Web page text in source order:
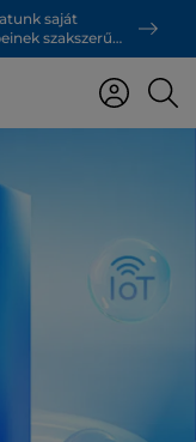
saját
szakszerű